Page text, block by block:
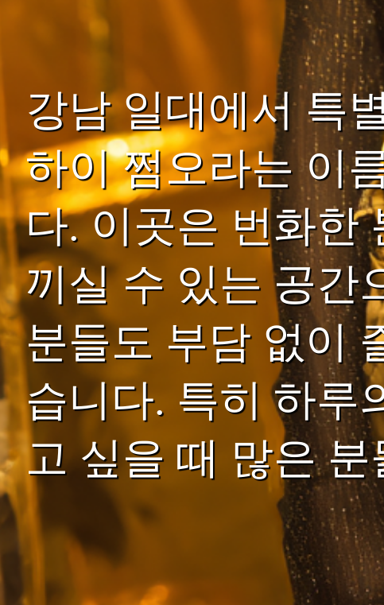
강남 일대에서 특
하이 쩜오라는 이
다. 이곳은 번화한
끼실 수 있는 공간
분들도 부담 없이
습니다. 특히 하루
고 싶을 때 많은